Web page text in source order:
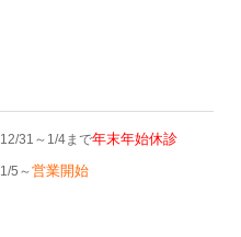
12/31～1/4まで年末年始休診
1/5～営業開始